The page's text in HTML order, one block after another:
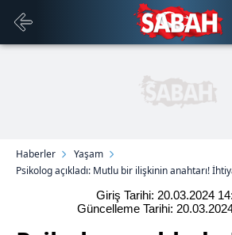
Haberler
Yaşam
Psikolog açıkladı: Mutlu bir ilişkinin anahtarı!
Giriş Tarihi: 20.03.2024
Güncelleme Tarihi: